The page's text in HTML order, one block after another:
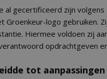
al gecertificeerd zijn volgens
Groenkeur-logo gebruiken.
Hiermee voldoen zij
opdrachtgeven
tot aanpassingen